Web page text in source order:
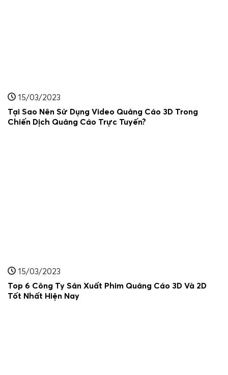
15/03/2023
Tại Sao Nên Sử Dụng Video Quảng Cáo 3D Trong
Chiến Dịch Quảng Cáo Trực Tuyến?
15/03/2023
Top 6 Công Ty Sản Xuất Phim Quảng Cáo 3D Và 2D
Tốt Nhất Hiện Nay